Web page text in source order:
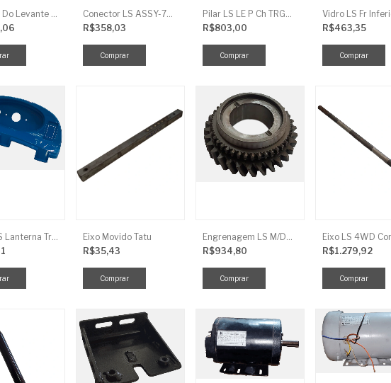
Braço LS Do Levante Direito P/Cilindro
Conector LS ASSY-7P(ASAE) TRG730FCI
R$358,03
Pilar LS LE P Ch TRG864FCI
R$803,00
R$463,35
Tampa LS Lanterna Traseira Direita
Eixo Movido Tatu
R$35,43
Engrenagem LS M/DRV 3ª TRG 281
R$934,80
R$1.279,92